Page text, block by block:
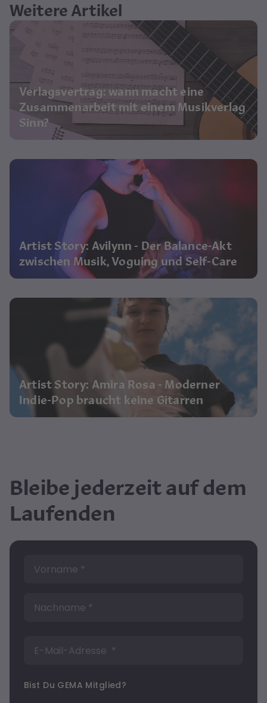
Weitere Artikel
Verlagsvertrag: wann macht eine
Zusammenarbeit mit einem Musikverlag
Sinn?
Artist Story: Avilynn - Der Balance-Akt
zwischen Musik, Voguing und Self-Care
Artist Story: Amira Rosa - Moderner
Indie-Pop braucht keine Gitarren
Bleibe jederzeit auf dem
Laufenden
Bist Du GEMA Mitglied?